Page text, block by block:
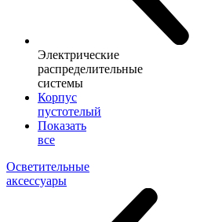
Электрические
распределительные
системы
Корпус
пустотелый
Показать
все
Осветительные
аксессуары